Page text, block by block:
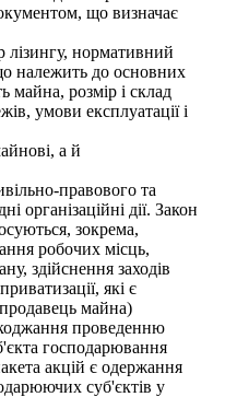
що визначає
лізингу, нормативний
належить до основних
майна, розмір і склад
умови експлуатації і
а й
правового та
дії. Закон
зокрема,
робочих місць,
здійснення заходів
які є
майна)
проведенню
господарювання
акцій є одержання
суб'єктів у